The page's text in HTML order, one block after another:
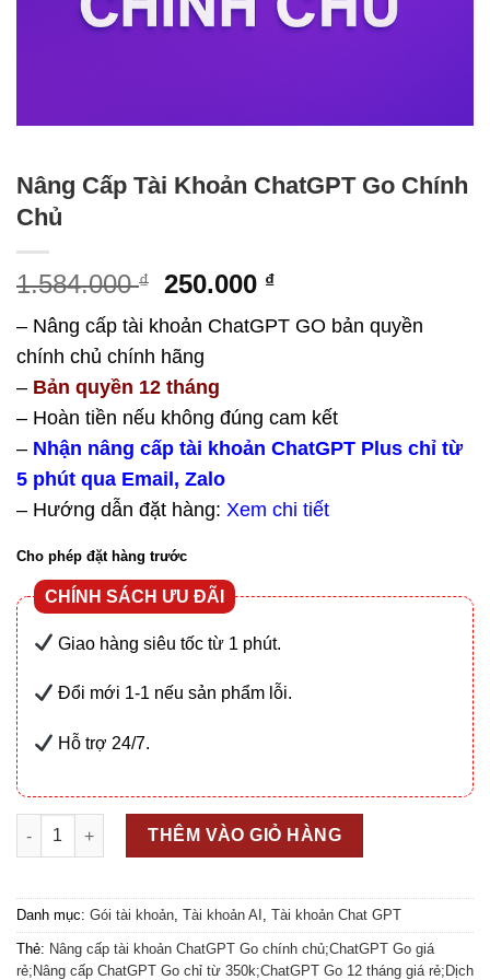
Nâng Cấp Tài Khoản ChatGPT Go Chính
Chủ
1.584.000₫
Giá
là:
1.584.000 ₫.
250.000 ₫Giá
tại
– Nâng cấp tài khoản ChatGPT GO bản quyền
chính chủ chính hãng
– Bản quyền 12 tháng
– Hoàn tiền nếu không đúng cam kết
– Nhận nâng cấp tài khoản ChatGPT Plus chỉ từ
5 phút qua Email, Zalo
– Hướng dẫn đặt hàng: Xem chi tiết
Cho phép đặt hàng trước
CHÍNH SÁCH ƯU ĐÃI
Giao hàng siêu tốc từ 1 phút.
Đổi mới 1-1 nếu sản phẩm lỗi.
Hỗ trợ 24/7.
Nâng Cấp Tài Khoản ChatGPT Go Chính Chủ số lượng
THÊM VÀO GIỎ HÀNG
Danh mục: Gói tài khoản Tài khoản AI Tài khoản Chat GPT
Thẻ: Nâng cấp tài khoản ChatGPT Go chính chủ;ChatGPT Go giá
rẻ;Nâng cấp ChatGPT Go chỉ từ 350k;ChatGPT Go 12 tháng giá rẻ;Dịch